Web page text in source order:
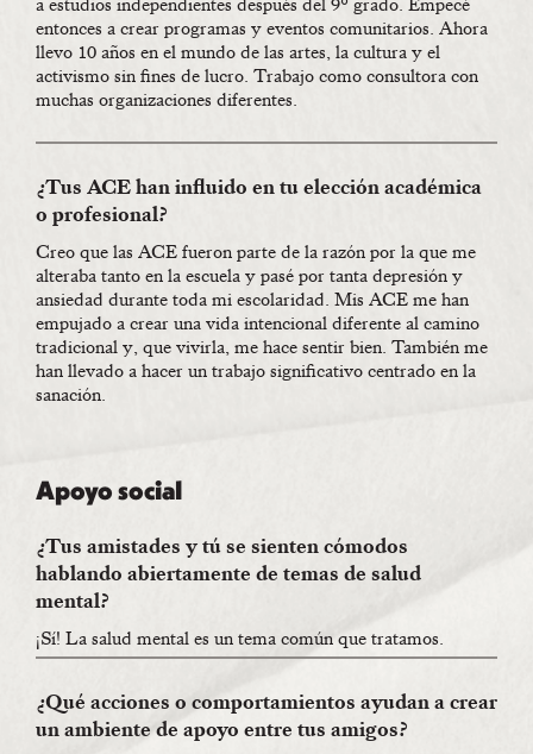
a estudios independientes después del 9º grado. Empecé
entonces a crear programas y eventos comunitarios. Ahora
llevo 10 años en el mundo de las artes, la cultura y el
activismo sin fines de lucro. Trabajo como consultora con
muchas organizaciones diferentes.
¿Tus ACE han influido en tu elección académica
o profesional?
Creo que las ACE fueron parte de la razón por la que me
alteraba tanto en la escuela y pasé por tanta depresión y
ansiedad durante toda mi escolaridad. Mis ACE me han
empujado a crear una vida intencional diferente al camino
tradicional y, que vivirla, me hace sentir bien. También me
han llevado a hacer un trabajo significativo centrado en la
sanación.
Apoyo social
¿Tus amistades y tú se sienten cómodos
hablando abiertamente de temas de salud
mental?
¡Sí! La salud mental es un tema común que tratamos.
¿Qué acciones o comportamientos ayudan a crear
un ambiente de apoyo entre tus amigos?